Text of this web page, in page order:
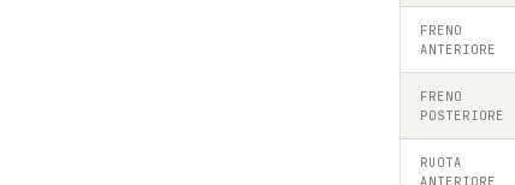
FRENO
ANTERIORE
FRENO
POSTERIORE
RUOTA
ANTERIORE